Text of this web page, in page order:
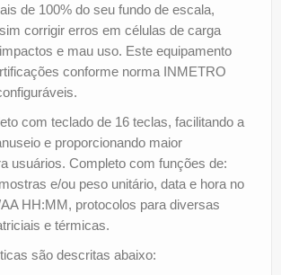
de 100% do seu fundo de escala,
corrigir erros em células de carga
e mau uso. Este equipamento
conforme norma INMETRO
com teclado de 16 teclas, facilitando a
e proporcionando maior
usuários. Completo com funções de:
e/ou peso unitário, data e hora no
HH:MM, protocolos para diversas
e térmicas.
são descritas abaixo: